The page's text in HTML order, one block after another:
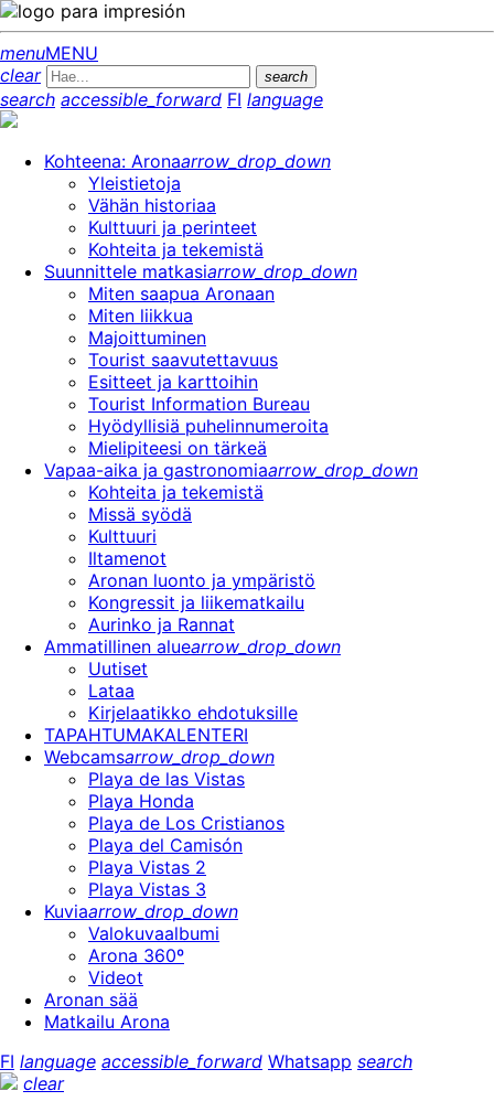
menuMENU
clear
search
search accessible_forward FI language
Kohteena: Aronaarrow_drop_down
Yleistietoja
Vähän historiaa
Kulttuuri ja perinteet
Kohteita ja tekemistä
Suunnittele matkasiarrow_drop_down
Miten saapua Aronaan
Miten liikkua
Majoittuminen
Tourist saavutettavuus
Esitteet ja karttoihin
Tourist Information Bureau
Hyödyllisiä puhelinnumeroita
Mielipiteesi on tärkeä
Vapaa-aika ja gastronomiaarrow_drop_down
Kohteita ja tekemistä
Missä syödä
Kulttuuri
Iltamenot
Aronan luonto ja ympäristö
Kongressit ja liikematkailu
Aurinko ja Rannat
Ammatillinen aluearrow_drop_down
Uutiset
Lataa
Kirjelaatikko ehdotuksille
TAPAHTUMAKALENTERI
Webcamsarrow_drop_down
Playa de las Vistas
Playa Honda
Playa de Los Cristianos
Playa del Camisón
Playa Vistas 2
Playa Vistas 3
Kuviaarrow_drop_down
Valokuvaalbumi
Arona 360º
Videot
Aronan sää
Matkailu Arona
FI language accessible_forward Whatsapp search
clear